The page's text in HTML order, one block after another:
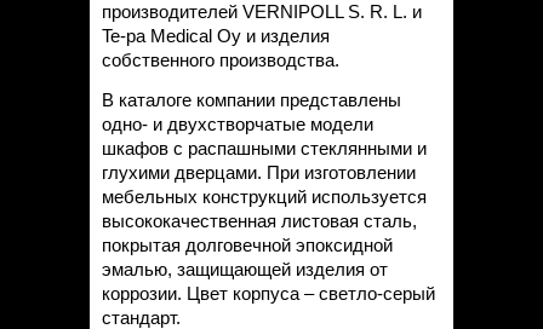
производителей VERNIPOLL S. R. L. и
Te-pa Medical Oy и изделия
собственного производства.
В каталоге компании представлены
одно- и двухстворчатые модели
шкафов с распашными стеклянными и
глухими дверцами. При изготовлении
мебельных конструкций используется
высококачественная листовая сталь,
покрытая долговечной эпоксидной
эмалью, защищающей изделия от
коррозии. Цвет корпуса – светло-серый
стандарт.